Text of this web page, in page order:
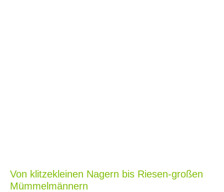
Von klitzekleinen Nagern bis Riesen-großen
Mümmelmännern